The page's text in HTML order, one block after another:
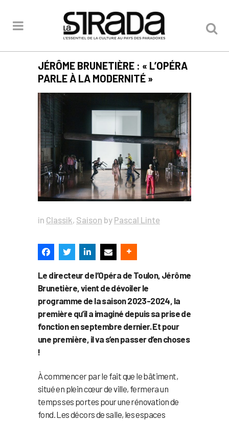
JÉRÔME BRUNETIÈRE : « L’OPÉRA
PARLE À LA MODERNITÉ »
in Classik, Saison by Pascal Linte
Le directeur de l’Opéra de Toulon, Jérôme
Brunetière, vient de dévoiler le
programme de la saison 2023-2024, la
première qu’il a imaginé depuis sa prise de
fonction en septembre dernier. Et pour
une première, il va s’en passer d’en choses
!
À commencer par le fait que le bâtiment,
situé en plein cœur de ville, fermera un
temps ses portes pour une rénovation de
fond. Les décors de salle, les espaces